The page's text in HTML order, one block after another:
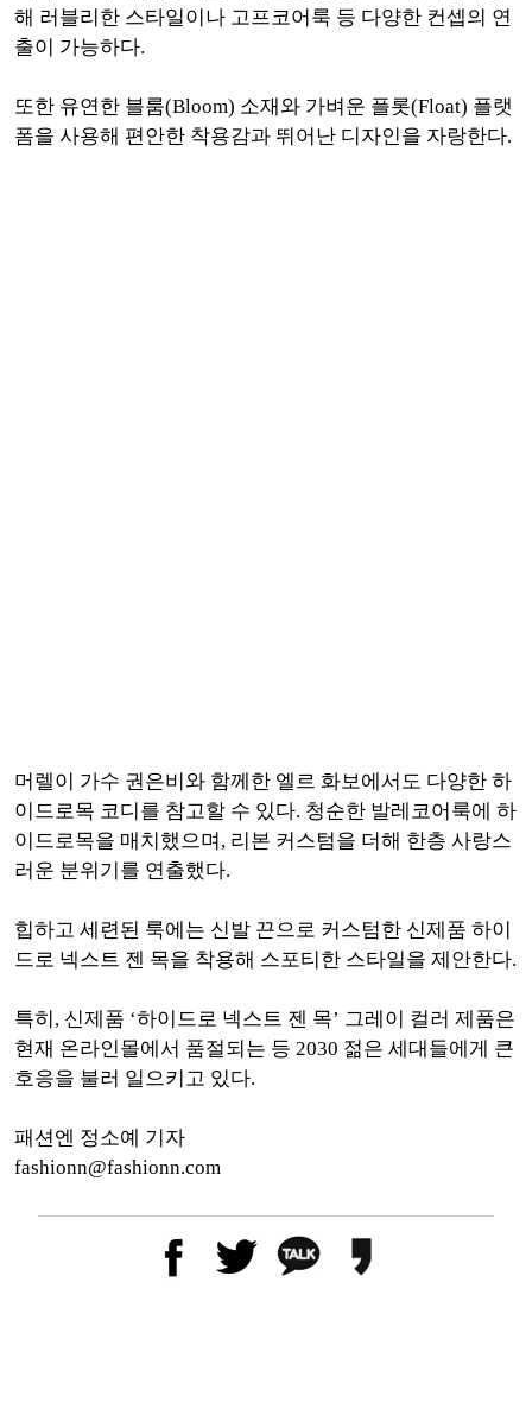
해 러블리한 스타일이나 고프코어룩 등 다양한 컨셉의 연
출이 가능하다.
또한 유연한 블룸(Bloom) 소재와 가벼운 플롯(Float) 플랫
폼을 사용해 편안한 착용감과 뛰어난 디자인을 자랑한다.
머렐이 가수 권은비와 함께한 엘르 화보에서도 다양한 하
이드로목 코디를 참고할 수 있다. 청순한 발레코어룩에 하
이드로목을 매치했으며, 리본 커스텀을 더해 한층 사랑스
러운 분위기를 연출했다.
힙하고 세련된 룩에는 신발 끈으로 커스텀한 신제품 하이
드로 넥스트 젠 목을 착용해 스포티한 스타일을 제안한다.
특히, 신제품 ‘하이드로 넥스트 젠 목’ 그레이 컬러 제품은
현재 온라인몰에서 품절되는 등 2030 젊은 세대들에게 큰
호응을 불러 일으키고 있다.
패션엔 정소예 기자
fashionn@fashionn.com